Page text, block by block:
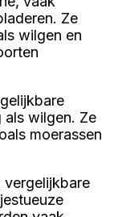
Ze
wilgen en
wilgen. Ze
moerassen
vergelijkbare